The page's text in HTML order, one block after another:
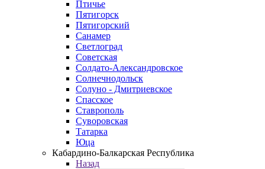
Птичье
Пятигорск
Пятигорский
Санамер
Светлоград
Советская
Солдато-Александровское
Солнечнодольск
Солуно - Дмитриевское
Спасское
Ставрополь
Суворовская
Татарка
Юца
Кабардино‑Балкарская Республика
Назад